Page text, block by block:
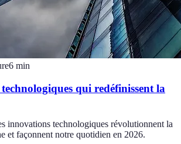
6 min
qui redéfinissent la
innovations technologiques révolutionnent la
et façonnent notre quotidien en 2026.